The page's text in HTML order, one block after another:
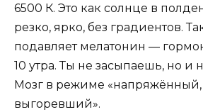
6500 К. Это как солнце в
резко, ярко, без градиентов.
подавляет мелатонин —
10 утра. Ты не засыпаешь, но и
Мозг в режиме «напряжённый,
выгоревший».